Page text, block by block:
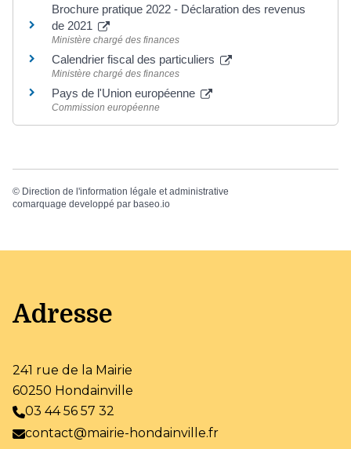
Brochure pratique 2022 - Déclaration des revenus
de 2021
Ministère chargé des finances
Calendrier fiscal des particuliers
Ministère chargé des finances
Pays de l'Union européenne
Commission européenne
© Direction de l'information légale et administrative
comarquage developpé par baseo.io
Adresse
241 rue de la Mairie
60250 Hondainville
03 44 56 57 32
contact@mairie-hondainville.fr